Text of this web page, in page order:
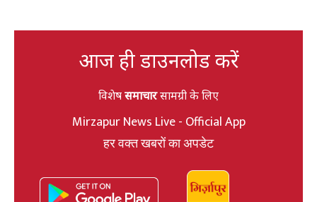
आज ही डाउनलोड करें
विशेषसमाचारसामग्री के लिए
Mirzapur News Live - Official App
हर वक्त खबरों का अपडेट